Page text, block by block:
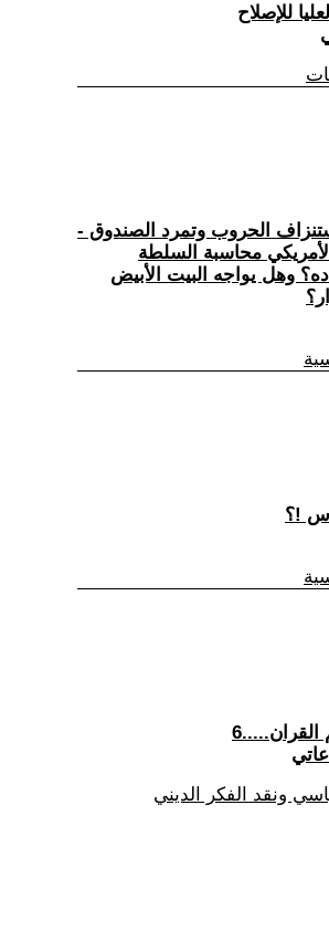
الحروب وتمرد الصندوق -
محاسبة السلطة
وهل يواجه البيت الأبيض
ونقد الفكر الديني